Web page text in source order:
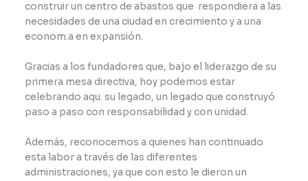
construir un centro de abastos que respondiera a las
necesidades de una ciudad en crecimiento y a una
econom.a en expansión.
Gracias a los fundadores que, bajo el liderazgo de su
primera mesa directiva, hoy podemos estar
celebrando aqu. su legado, un legado que construyó
paso a paso con responsabilidad y con unidad.
Además, reconocemos a quienes han continuado
esta labor a través de las diferentes
administraciones, ya que con esto le dieron un